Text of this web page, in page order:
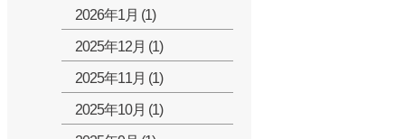
2026年1月 (1)
2025年12月 (1)
2025年11月 (1)
2025年10月 (1)